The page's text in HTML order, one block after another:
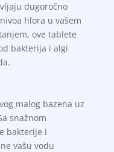
dugoročno
hlora u vašem
ove tablete
bakterija i algi
malog bazena uz
snažnom
bakterije i
vašu vodu